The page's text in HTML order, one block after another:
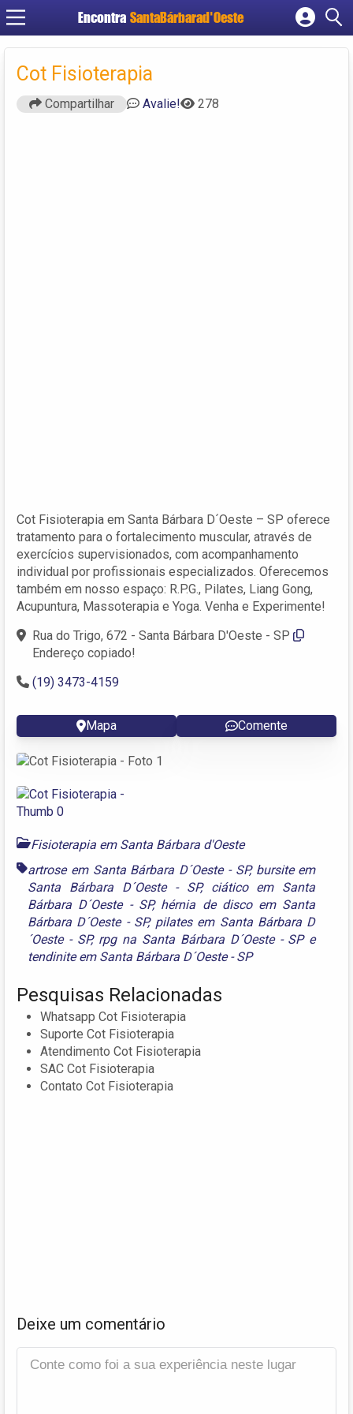
Encontra SantaBárbarad'Oeste
Cadastrar empresa
Cot Fisioterapia
Compartilhar Avalie! 278
Cot Fisioterapia em Santa Bárbara D´Oeste – SP oferece
tratamento para o fortalecimento muscular, através de
exercícios supervisionados, com acompanhamento
individual por profissionais especializados. Oferecemos
também em nosso espaço: R.P.G., Pilates, Liang Gong,
Acupuntura, Massoterapia e Yoga. Venha e Experimente!
Rua do Trigo, 672 - Santa Bárbara D'Oeste - SP
Endereço copiado!
(19) 3473-4159
Mapa Comente
Fisioterapia em Santa Bárbara d'Oeste
artrose em Santa Bárbara D´Oeste - SP, bursite em
Santa Bárbara D´Oeste - SP, ciático em Santa
Bárbara D´Oeste - SP, hérnia de disco em Santa
Bárbara D´Oeste - SP, pilates em Santa Bárbara D
´Oeste - SP, rpg na Santa Bárbara D´Oeste - SPe
tendinite em Santa Bárbara D´Oeste - SP
Pesquisas Relacionadas
Whatsapp Cot Fisioterapia
Suporte Cot Fisioterapia
Atendimento Cot Fisioterapia
SAC Cot Fisioterapia
Contato Cot Fisioterapia
Deixe um comentário